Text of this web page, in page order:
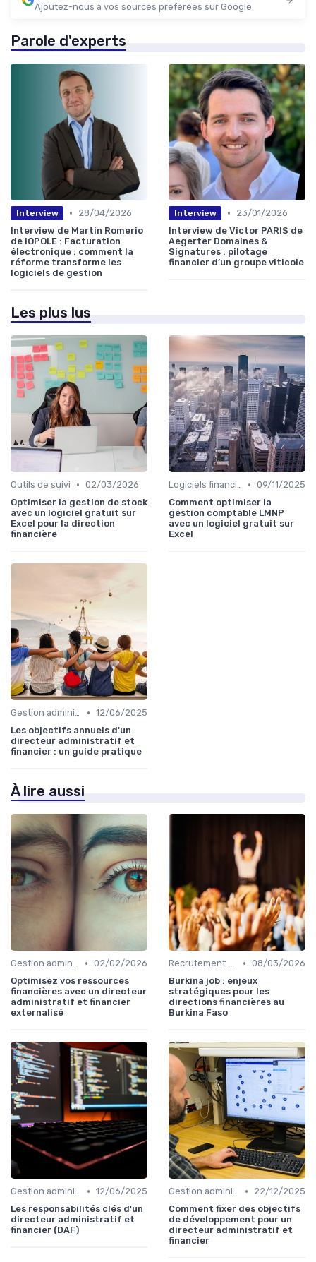
Ajoutez-nous à vos sources préférées sur Google
Parole d'experts
Interview •
28/04/2026
Interview de Martin Romerio
de IOPOLE : Facturation
électronique : comment la
réforme transforme les
logiciels de gestion
Interview •
23/01/2026
Interview de Victor PARIS de
Aegerter Domaines &
Signatures : pilotage
financier d’un groupe viticole
Les plus lus
Outils de suivi • 02/03/2026
Optimiser la gestion de stock
avec un logiciel gratuit sur
Excel pour la direction
financière
Logiciels financiers • 09/11/2025
Comment optimiser la
gestion comptable LMNP
avec un logiciel gratuit sur
Excel
Gestion administrative • 12/06/2025
Les objectifs annuels d'un
directeur administratif et
financier : un guide pratique
À lire aussi
Gestion administrative • 02/02/2026
Optimisez vos ressources
financières avec un directeur
administratif et financier
externalisé
Recrutement & Intégration • 08/03/2026
Burkina job : enjeux
stratégiques pour les
directions financières au
Burkina Faso
Gestion administrative • 12/06/2025
Les responsabilités clés d'un
directeur administratif et
financier (DAF)
Gestion administrative •
22/12/2025
Comment fixer des objectifs
de développement pour un
directeur administratif et
financier